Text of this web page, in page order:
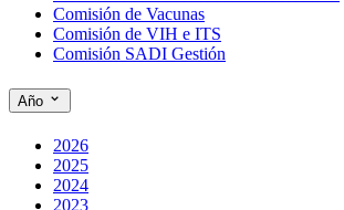
Comisión de Vacunas
Comisión de VIH e ITS
Comisión SADI Gestión
Año
2026
2025
2024
2023